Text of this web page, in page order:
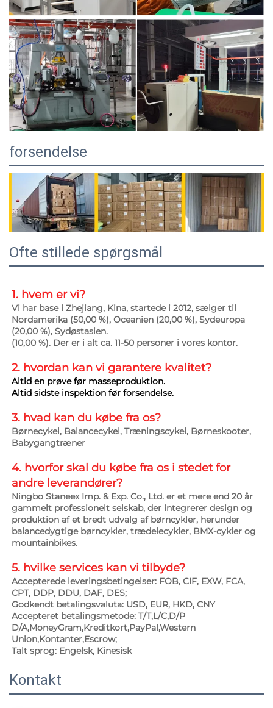
forsendelse
Ofte stillede spørgsmål
1. hvem er vi?
Vi har base i Zhejiang, Kina, startede i 2012, sælger til
Nordamerika (50,00 %), Oceanien (20,00 %), Sydeuropa
(20,00 %), Sydøstasien.
(10,00 %). Der er i alt ca. 11-50 personer i vores kontor.
2. hvordan kan vi garantere kvalitet?
Altid en prøve før masseproduktion.
Altid sidste inspektion før forsendelse.
3. hvad kan du købe fra os?
Børnecykel, Balancecykel, Træningscykel, Børneskooter,
Babygangtræner
4. hvorfor skal du købe fra os i stedet for
andre leverandører?
Ningbo Staneex Imp. & Exp. Co., Ltd. er et mere end 20 år
gammelt professionelt selskab, der integrerer design og
produktion af et bredt udvalg af børncykler, herunder
balancedygtige børncykler, trædelecykler, BMX-cykler og
mountainbikes.
5. hvilke services kan vi tilbyde?
Accepterede leveringsbetingelser: FOB, CIF, EXW, FCA,
CPT, DDP, DDU, DAF, DES;
Godkendt betalingsvaluta: USD, EUR, HKD, CNY
Accepteret betalingsmetode: T/T,L/C,D/P
D/A,MoneyGram,Kreditkort,PayPal,Western
Union,Kontanter,Escrow;
Talt sprog: Engelsk, Kinesisk
Kontakt